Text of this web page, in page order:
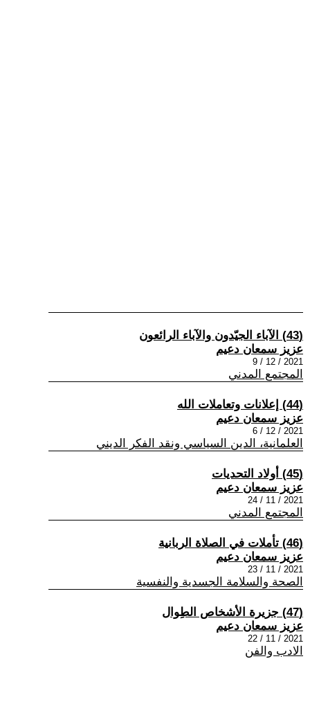
(43) الآباء الجيّدون والآباء الرائعون
عزيز سمعان دعيم
2021 / 12 / 9
المجتمع المدني
(44) إعلانات وتعاملات الله
عزيز سمعان دعيم
2021 / 12 / 6
العلمانية، الدين السياسي ونقد الفكر الديني
(45) أولاد التحديات
عزيز سمعان دعيم
2021 / 11 / 24
المجتمع المدني
(46) تأملات في الصلاة الربانية
عزيز سمعان دعيم
2021 / 11 / 23
الصحة والسلامة الجسدية والنفسية
(47) جزيرة الأشخاص الطِوال
عزيز سمعان دعيم
2021 / 11 / 22
الادب والفن